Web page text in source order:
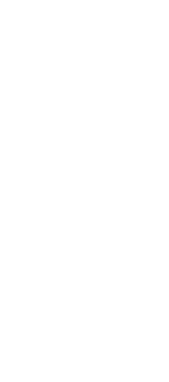
用户几乎都是没有距离感。企业可以与微
现代企业营销目标市场的主流。营销环境
信息平台的流行，可以通过充分的利用互
效果。品牌也可以以投放创意视频的方式
助于与客户建立信息感。电子邮件也是互
。只有这样，他们才能走得更远，取得更